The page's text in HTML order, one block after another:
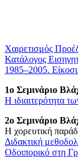
Χαιρετισμός
Κατάλογος
1985–2005.
1o Σεμινάριο
Η ιδιαιτερότητα
2o Σεμινάριο
Η χορευτική
Διδακτική
Οδοιπορικό στη